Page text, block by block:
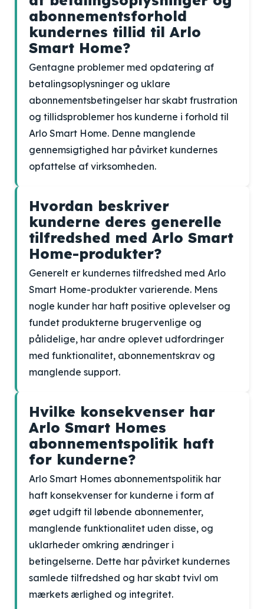
abonnementsforhold
kundernes tillid til Arlo
Smart Home?
Gentagne problemer med opdatering af
betalingsoplysninger og uklare
abonnementsbetingelser har skabt frustration
og tillidsproblemer hos kunderne i forhold til
Arlo Smart Home. Denne manglende
gennemsigtighed har påvirket kundernes
opfattelse af virksomheden.
Hvordan beskriver
kunderne deres generelle
tilfredshed med Arlo Smart
Home-produkter?
Generelt er kundernes tilfredshed med Arlo
Smart Home-produkter varierende. Mens
nogle kunder har haft positive oplevelser og
fundet produkterne brugervenlige og
pålidelige, har andre oplevet udfordringer
med funktionalitet, abonnementskrav og
manglende support.
Hvilke konsekvenser har
Arlo Smart Homes
abonnementspolitik haft
for kunderne?
Arlo Smart Homes abonnementspolitik har
haft konsekvenser for kunderne i form af
øget udgift til løbende abonnementer,
manglende funktionalitet uden disse, og
uklarheder omkring ændringer i
betingelserne. Dette har påvirket kundernes
samlede tilfredshed og har skabt tvivl om
mærkets ærlighed og integritet.